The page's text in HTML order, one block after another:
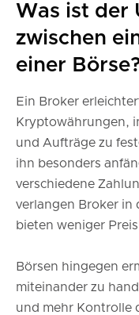
Was ist der
zwischen
einer
Ein Broker
Kryptowährungen,
und Aufträge zu
ihn besonders
verschiedene
verlangen Broker in
bieten weniger
Börsen hingegen
miteinander zu
und mehr Kontrolle